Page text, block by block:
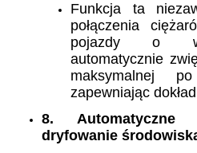
Funkcja ta
połączenia
pojazdy o
automatycznie
maksymalnej
zapewniając
8. Automatyczne
dryfowanie